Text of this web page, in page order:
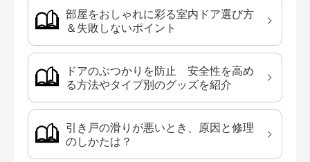
部屋をおしゃれに彩る室内ドア選び方
＆失敗しないポイント
ドアのぶつかりを防止 安全性を高め
る方法やタイプ別のグッズを紹介
引き戸の滑りが悪いとき、原因と修理
のしかたは？